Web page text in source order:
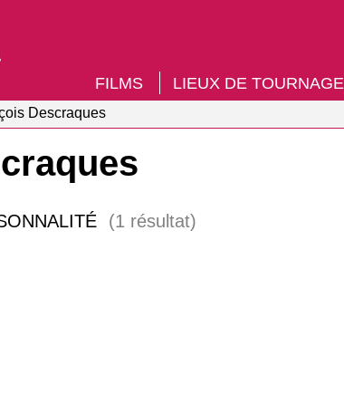
FILMS LIEUX DE TOURNAGE
Descraques
(1 résultat)